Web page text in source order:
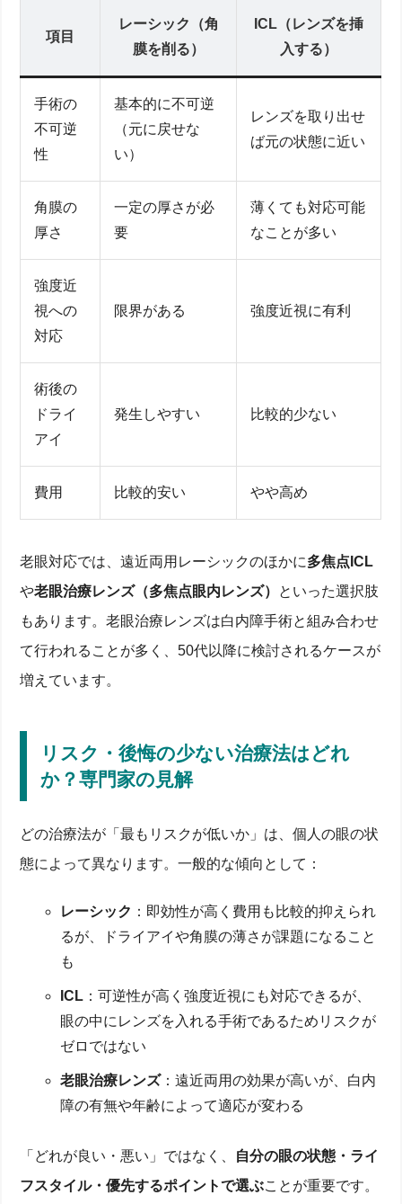
項目
レーシック（角
膜を削る）
ICL（レンズを挿
入する）
手術の
不可逆
性
基本的に不可逆
（元に戻せな
い）
レンズを取り出せ
ば元の状態に近い
角膜の
厚さ
一定の厚さが必
要
薄くても対応可能
なことが多い
強度近
視への
対応
限界がある 強度近視に有利
術後の
ドライ
アイ
発生しやすい 比較的少ない
費用 比較的安い やや高め
老眼対応では、遠近両用レーシックのほかに多焦点ICL
や老眼治療レンズ（多焦点眼内レンズ） といった選択肢
もあります。老眼治療レンズは白内障手術と組み合わせ
て行われることが多く、50代以降に検討されるケースが
増えています。
リスク・後悔の少ない治療法はどれ
か？専門家の見解
どの治療法が「最もリスクが低いか」は、個人の眼の状
態によって異なります。一般的な傾向として：
レーシック ：即効性が高く費用も比較的抑えられ
るが、ドライアイや角膜の薄さが課題になること
も
ICL ：可逆性が高く強度近視にも対応できるが、
眼の中にレンズを入れる手術であるためリスクが
ゼロではない
老眼治療レンズ：遠近両用の効果が高いが、白内
障の有無や年齢によって適応が変わる
「どれが良い・悪い」ではなく、 自分の眼の状態・ライ
フスタイル・優先するポイントで選ぶことが重要です。